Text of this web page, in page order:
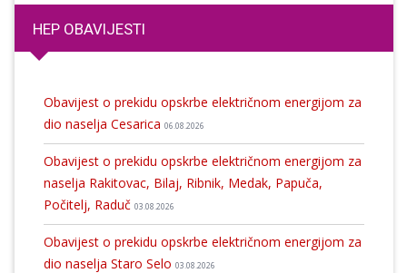
HEP OBAVIJESTI
Obavijest o prekidu opskrbe električnom energijom za
dio naselja Cesarica 06.08.2026
Obavijest o prekidu opskrbe električnom energijom za
naselja Rakitovac, Bilaj, Ribnik, Medak, Papuča,
Počitelj, Raduč 03.08.2026
Obavijest o prekidu opskrbe električnom energijom za
dio naselja Staro Selo 03.08.2026